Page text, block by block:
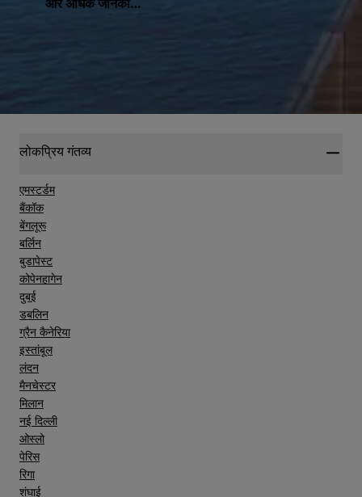
और अधिक जानकारी
लोकप्रिय गंतव्य
एमस्टर्डम
बैंकॉक
बेंगलूरू
बर्लिन
बुडापेस्ट
कोपेनहागेन
दुबई
डबलिन
ग्रैन कैनेरिया
इस्तांबूल
लंदन
मैनचेस्टर
मिलान
नई दिल्ली
ओस्लो
पेरिस
रिगा
शंघाई